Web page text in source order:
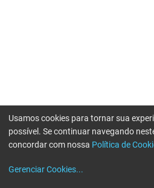
Usamos cookies para tornar sua
possível. Se continuar navegando
concordar com nossa Política de
Gerenciar Cookies...
Erro ao enviar informações, por